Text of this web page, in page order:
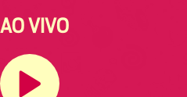
AO VIVO